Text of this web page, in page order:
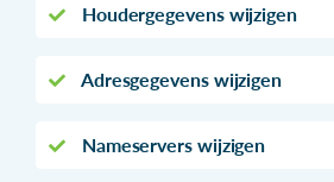
Houdergegevens wijzigen
Adresgegevens wijzigen
Nameservers wijzigen